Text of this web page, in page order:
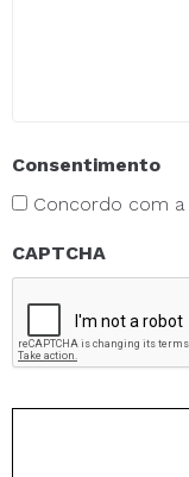
Consentimento
Concordo com a
CAPTCHA